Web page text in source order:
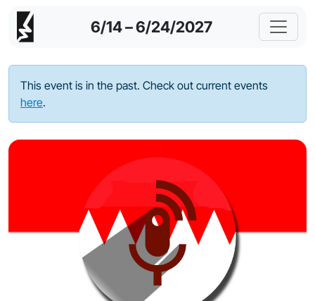
6/14 – 6/24/2027
This event is in the past. Check out current events
here.